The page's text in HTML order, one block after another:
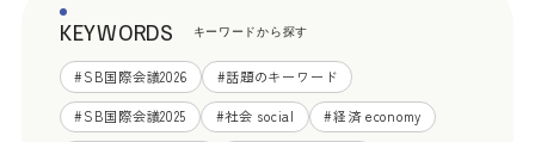
KEYWORDS キーワードから探す
#SB国際会議2026 #話題のキーワード
#SB国際会議2025 #社会 social #経済 economy